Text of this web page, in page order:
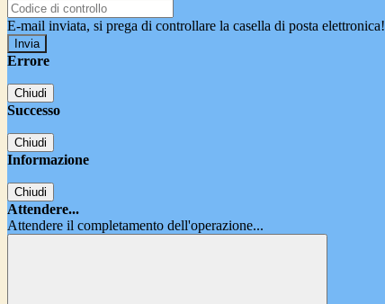
E-mail inviata, si prega di controllare la casella di posta elettronica!
Errore
Chiudi
Successo
Chiudi
Informazione
Chiudi
Attendere...
Attendere il completamento dell'operazione...